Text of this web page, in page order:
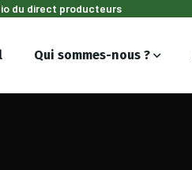
du direct producteurs
Qui sommes-nous ?